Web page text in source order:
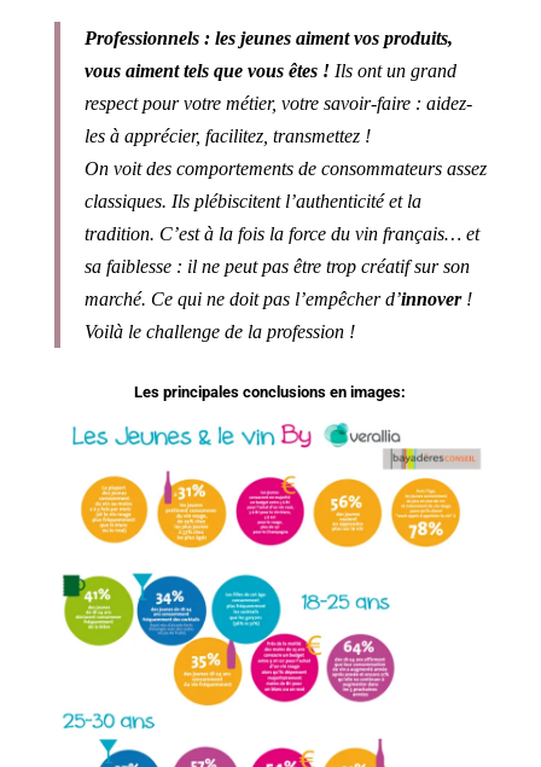
Professionnels : les jeunes aiment vos produits,
vous aiment tels que vous êtes !Ils ont un grand
respect pour votre métier, votre savoir-faire : aidez-
les à apprécier, facilitez, transmettez !
On voit des comportements de consommateurs assez
classiques. Ils plébiscitent l’authenticité et la
tradition. C’est à la fois la force du vin français… et
sa faiblesse : il ne peut pas être trop créatif sur son
marché. Ce qui ne doit pas l’empêcher d’innover!
Voilà le challenge de la profession !
Les principales conclusions en images: